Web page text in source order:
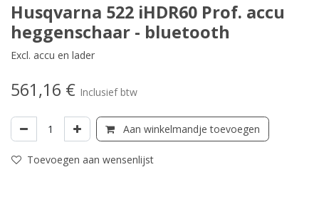
Husqvarna 522 iHDR60 Prof. accu
heggenschaar - bluetooth
Excl. accu en lader
561,16 € Inclusief btw
Aan winkelmandje toevoegen
Toevoegen aan wensenlijst